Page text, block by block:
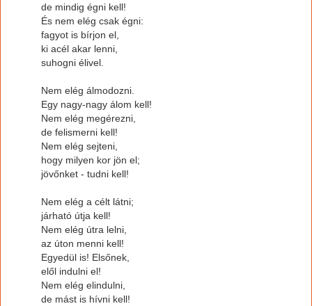
de mindig égni kell!
És nem elég csak égni:
fagyot is bírjon el,
ki acél akar lenni,
suhogni élivel.
Nem elég álmodozni.
Egy nagy-nagy álom kell!
Nem elég megérezni,
de felismerni kell!
Nem elég sejteni,
hogy milyen kor jön el;
jövőnket - tudni kell!
Nem elég a célt látni;
járható útja kell!
Nem elég útra lelni,
az úton menni kell!
Egyedül is! Elsőnek,
elől indulni el!
Nem elég elindulni,
de mást is hívni kell!